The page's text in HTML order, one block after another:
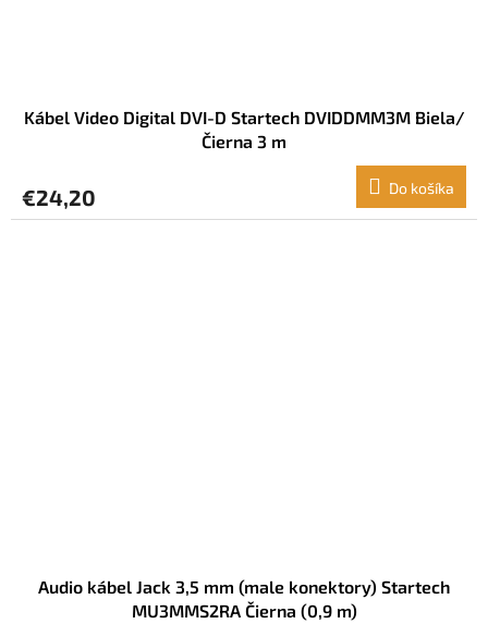
Kábel Video Digital DVI-D Startech DVIDDMM3M Biela/
Čierna 3 m
€24,20 Do košíka
Audio kábel Jack 3,5 mm (male konektory) Startech
MU3MMS2RA Čierna (0,9 m)